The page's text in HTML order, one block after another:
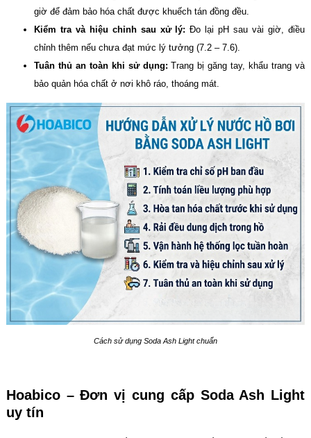
giờ để đảm bảo hóa chất được khuếch tán đồng đều.
Kiểm tra và hiệu chỉnh sau xử lý: Đo lại pH sau vài giờ, điều
chỉnh thêm nếu chưa đạt mức lý tưởng (7.2 – 7.6).
Tuân thủ an toàn khi sử dụng: Trang bị găng tay, khẩu trang và
bảo quản hóa chất ở nơi khô ráo, thoáng mát.
Cách sử dụng Soda Ash Light chuẩn
Hoabico – Đơn vị cung cấp Soda Ash Light
uy tín